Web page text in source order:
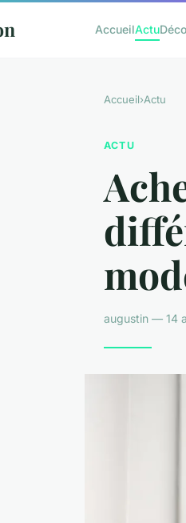
AccueilActuDéco
Accueil›Actu
ACTU
augustin — 14